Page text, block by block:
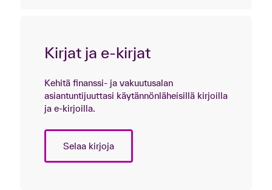
Kirjat ja e-kirjat
Kehitä finanssi- ja vakuutusalan
asiantuntijuuttasi käytännönläheisillä kirjoilla
ja e-kirjoilla.
Selaa kirjoja